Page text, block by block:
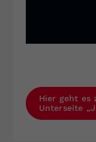
Hier geht es
Unterseite